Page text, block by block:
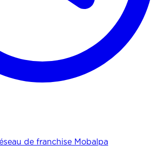
de franchise Mobalpa